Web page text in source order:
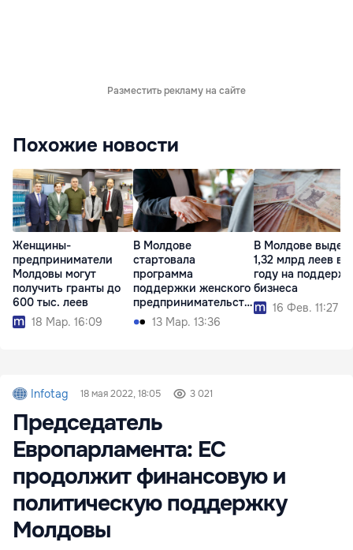
Разместить рекламу на сайте
Похожие новости
Женщины-
предприниматели
Молдовы могут
получить гранты до
600 тыс. леев
18 Мар. 16:09
В Молдове
стартовала
программа
поддержки женского
предпринимательств
а
13 Мар. 13:36
В Молдове
1,32 млрд леев в
году на
бизнеса
16 Фев. 11:27
Infotag 18 мая 2022, 18:05 3 021
Председатель
Европарламента: ЕС
продолжит финансовую и
политическую поддержку
Молдовы